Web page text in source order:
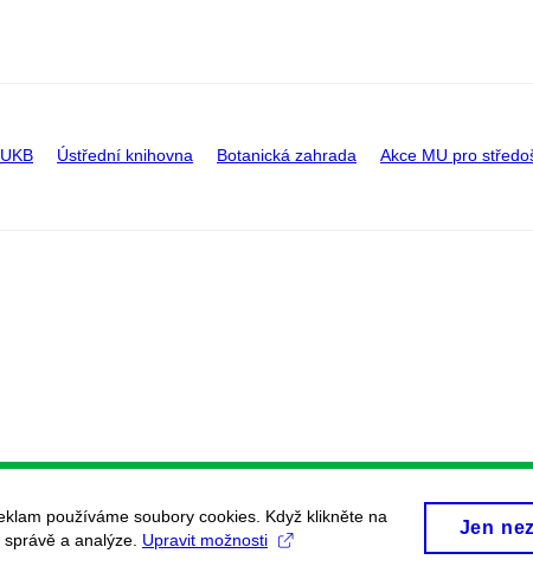
Ústřední knihovna Botanická zahrada Akce MU pro
používáme soubory cookies. Když klikněte na
a analýze. Upravit možnosti
Jen